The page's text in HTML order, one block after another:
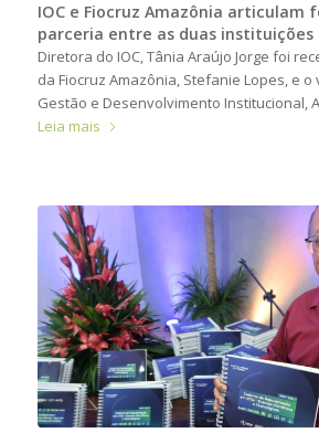
IOC e Fiocruz Amazônia articulam
parceria entre as duas instituições
Diretora do IOC, Tânia Araújo Jorge foi
da Fiocruz Amazônia, Stefanie Lopes, e
Gestão e Desenvolvimento Institucional,
Leia mais